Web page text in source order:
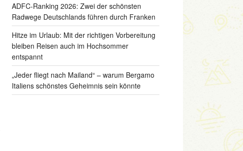
ADFC-Ranking 2026: Zwei der schönsten
Radwege Deutschlands führen durch Franken
Hitze im Urlaub: Mit der richtigen Vorbereitung
bleiben Reisen auch im Hochsommer
entspannt
„Jeder fliegt nach Mailand“ – warum Bergamo
Italiens schönstes Geheimnis sein könnte